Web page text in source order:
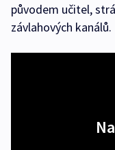
původem učitel,
závlahových kanálů.